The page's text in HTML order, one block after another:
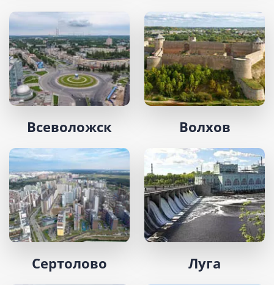
Всеволожск Волхов
Сертолово Луга